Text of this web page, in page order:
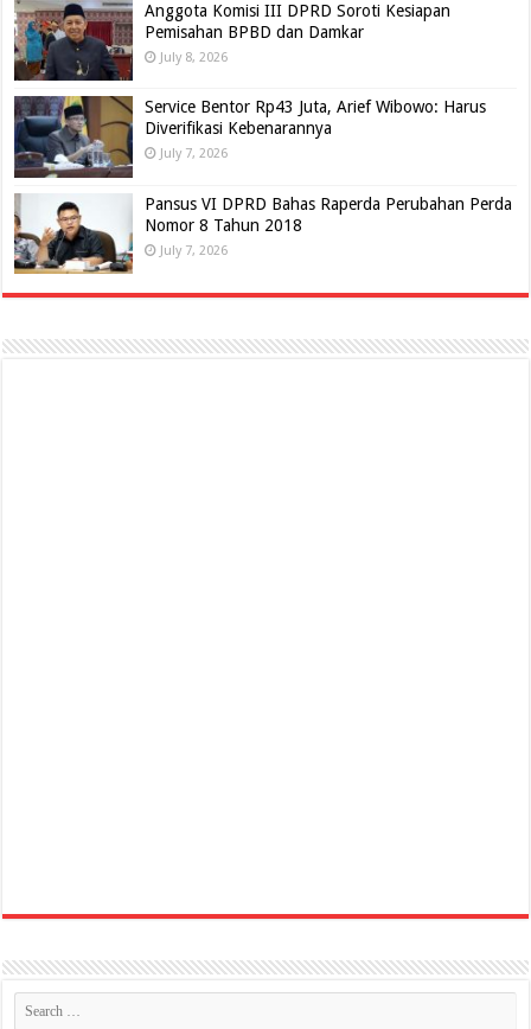
Anggota Komisi III DPRD Soroti Kesiapan
Pemisahan BPBD dan Damkar
July 8, 2026
Service Bentor Rp43 Juta, Arief Wibowo: Harus
Diverifikasi Kebenarannya
July 7, 2026
Pansus VI DPRD Bahas Raperda Perubahan Perda
Nomor 8 Tahun 2018
July 7, 2026